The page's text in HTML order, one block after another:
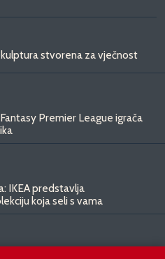
stvorena za vječnost
Premier League igrača
IKEA predstavlja
koja seli s vama